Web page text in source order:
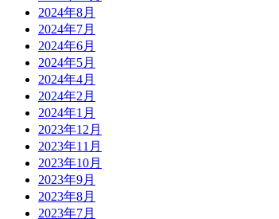
2024年8月
2024年7月
2024年6月
2024年5月
2024年4月
2024年2月
2024年1月
2023年12月
2023年11月
2023年10月
2023年9月
2023年8月
2023年7月